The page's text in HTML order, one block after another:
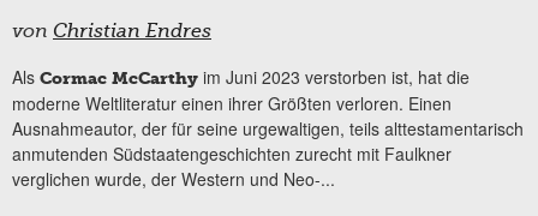
von Christian Endres
Als Cormac McCarthy im Juni 2023 verstorben ist, hat die
moderne Weltliteratur einen ihrer Größten verloren. Einen
Ausnahmeautor, der für seine urgewaltigen, teils alttestamentarisch
anmutenden Südstaatengeschichten zurecht mit Faulkner
verglichen wurde, der Western und Neo-...